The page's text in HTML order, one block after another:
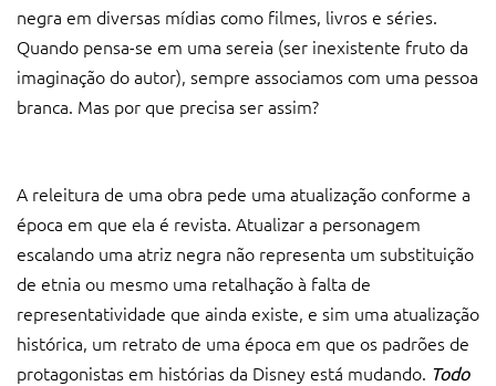
negra em diversas mídias como filmes, livros e séries.
Quando pensa-se em uma sereia (ser inexistente fruto da
imaginação do autor), sempre associamos com uma pessoa
branca. Mas por que precisa ser assim?
A releitura de uma obra pede uma atualização conforme a
época em que ela é revista. Atualizar a personagem
escalando uma atriz negra não representa um substituição
de etnia ou mesmo uma retalhação à falta de
representatividade que ainda existe, e sim uma atualização
histórica, um retrato de uma época em que os padrões de
protagonistas em histórias da Disney está mudando. Todo